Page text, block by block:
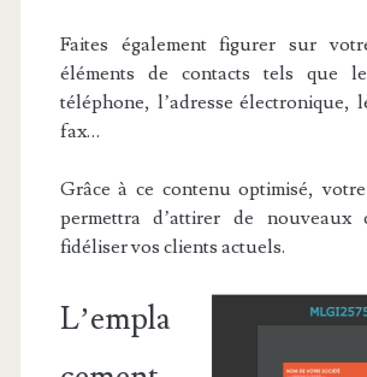
Faites également figurer sur
éléments de contacts tels que
téléphone, l’adresse électronique,
fax…
Grâce à ce contenu optimisé,
permettra d’attirer de nouveaux
fidéliser vos clients actuels.
L’empla